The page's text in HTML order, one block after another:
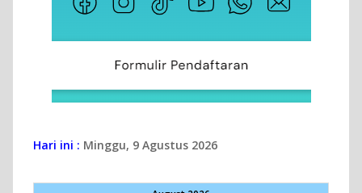
Hari ini : Minggu, 9 Agustus 2026